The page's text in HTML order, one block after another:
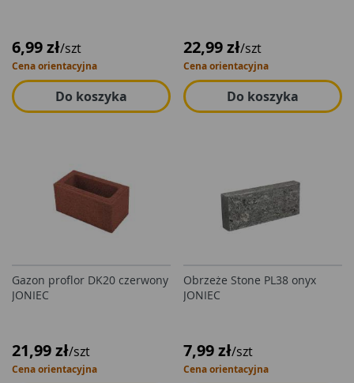
6,99 zł/szt
Cena orientacyjna
Do koszyka
22,99 zł/szt
Cena orientacyjna
Do koszyka
Gazon proflor DK20 czerwony
JONIEC
21,99 zł/szt
Cena orientacyjna
Obrzeże Stone PL38 onyx
JONIEC
7,99 zł/szt
Cena orientacyjna